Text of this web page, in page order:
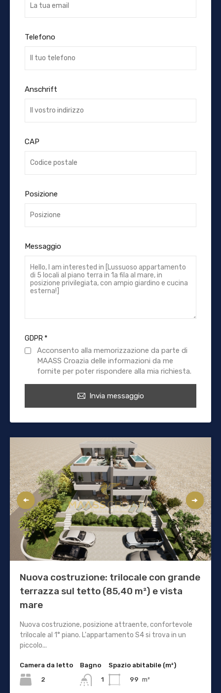
Telefono
Anschrift
CAP
Posizione
Messaggio
GDPR*
Acconsento alla memorizzazione da parte di
MAASS Croazia delle informazioni da me
fornite per poter rispondere alla mia richiesta.
Invia messaggio
Nuova costruzione: trilocale con grande
terrazza sul tetto (85,40 m²) e vista
mare
Nuova costruzione, posizione attraente, confortevole
trilocale al 1° piano. L'appartamento S4 si trova in un
piccolo...
Camera da letto
2
Bagno
1
Spazio abitabile (m²)
99 m²